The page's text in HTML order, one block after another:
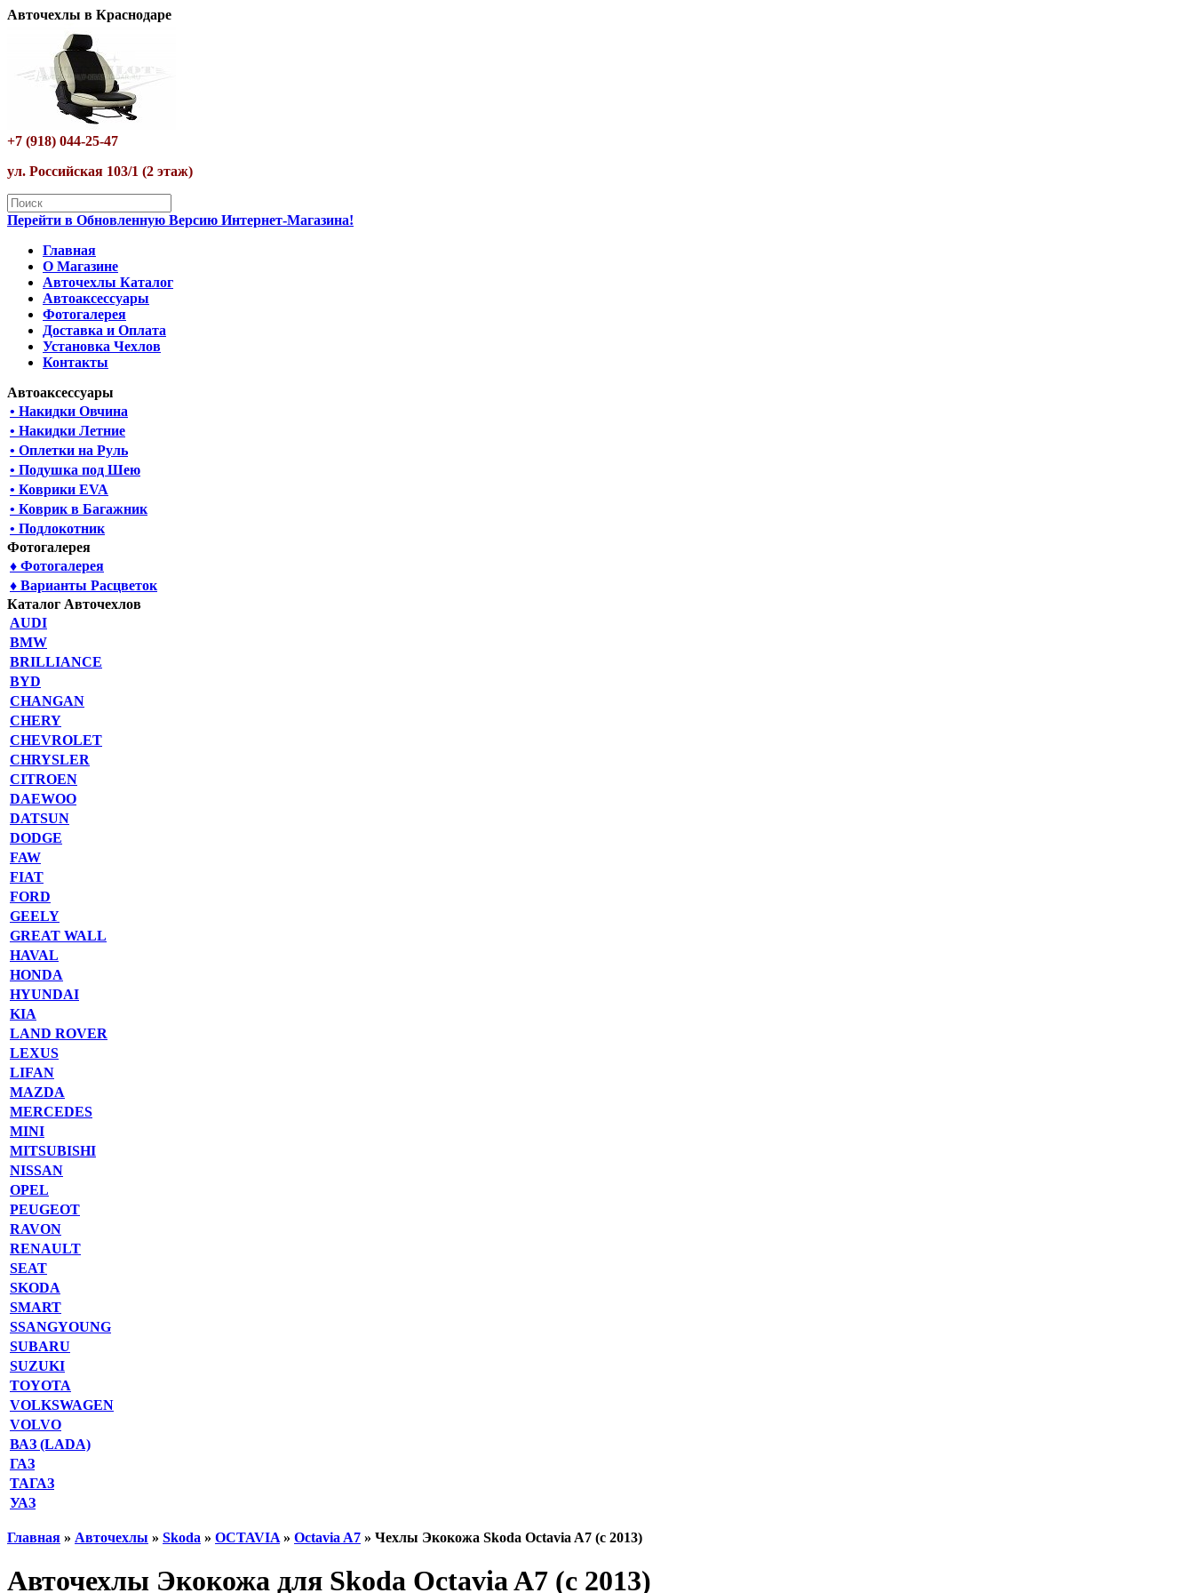
Авточехлы в Краснодаре
+7 (918) 044-25-47
ул. Российская 103/1 (2 этаж)
Перейти в Обновленную Версию Интернет-Магазина!
Главная
О Магазине
Авточехлы Каталог
Автоаксессуары
Фотогалерея
Доставка и Оплата
Установка Чехлов
Контакты
Автоаксессуары
• Накидки Овчина
• Накидки Летние
• Оплетки на Руль
• Подушка под Шею
• Коврики EVA
• Коврик в Багажник
• Подлокотник
Фотогалерея
♦ Фотогалерея
♦ Варианты Расцветок
Каталог Авточехлов
AUDI
BMW
BRILLIANCE
BYD
CHANGAN
CHERY
CHEVROLET
CHRYSLER
CITROEN
DAEWOO
DATSUN
DODGE
FAW
FIAT
FORD
GEELY
GREAT WALL
HAVAL
HONDA
HYUNDAI
KIA
LAND ROVER
LEXUS
LIFAN
MAZDA
MERCEDES
MINI
MITSUBISHI
NISSAN
OPEL
PEUGEOT
RAVON
RENAULT
SEAT
SKODA
SMART
SSANGYOUNG
SUBARU
SUZUKI
TOYOTA
VOLKSWAGEN
VOLVO
ВАЗ (LADA)
ГАЗ
ТАГАЗ
УАЗ
Главная » Авточехлы » Skoda » OCTAVIA » Octavia A7 » Чехлы Экокожа Skoda Octavia A7 (с 2013)
Авточехлы Экокожа для Skoda Octavia A7 (с 2013)